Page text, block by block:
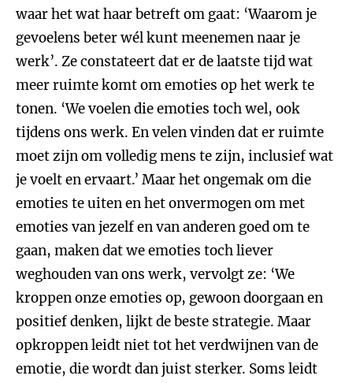
waar het wat haar betreft om gaat: ‘Waarom je
gevoelens beter wél kunt meenemen naar je
werk’. Ze constateert dat er de laatste tijd wat
meer ruimte komt om emoties op het werk te
tonen. ‘We voelen die emoties toch wel, ook
tijdens ons werk. En velen vinden dat er ruimte
moet zijn om volledig mens te zijn, inclusief wat
je voelt en ervaart.’ Maar het ongemak om die
emoties te uiten en het onvermogen om met
emoties van jezelf en van anderen goed om te
gaan, maken dat we emoties toch liever
weghouden van ons werk, vervolgt ze: ‘We
kroppen onze emoties op, gewoon doorgaan en
positief denken, lijkt de beste strategie. Maar
opkroppen leidt niet tot het verdwijnen van de
emotie, die wordt dan juist sterker. Soms leidt